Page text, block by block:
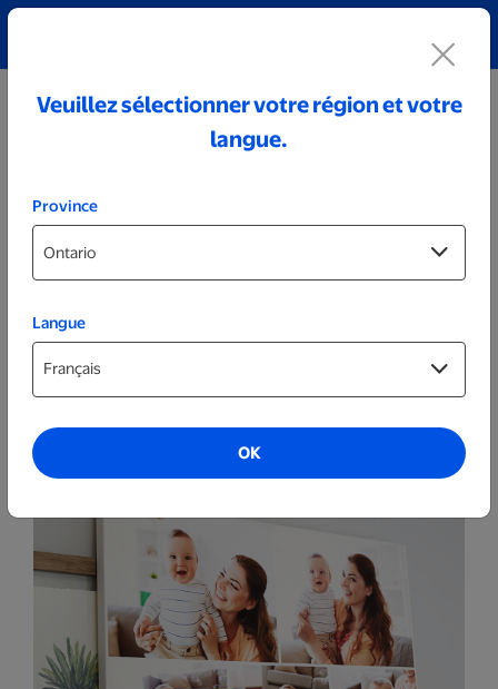
Photos sur toile
Toile prête le lendemain de 20 x 30 po
Veuillez sélectionner votre région et votre
langue.
Province
Langue
OK